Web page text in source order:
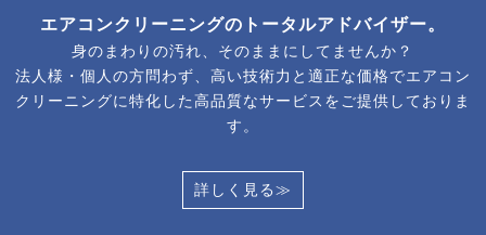
エアコンクリーニングのトータルアドバイザー。
身のまわりの汚れ、そのままにしてませんか？
法人様・個人の方問わず、高い技術力と適正な価格でエアコン
クリーニングに特化した高品質なサービスをご提供しておりま
す。
詳しく見る≫